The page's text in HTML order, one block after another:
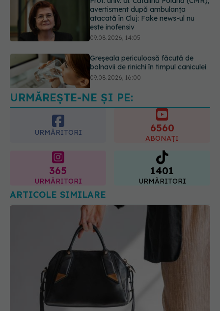
avertisment după ambulanța
atacată în Cluj: Fake news-ul nu
este inofensiv
09.08.2026, 14:05
Greșeala periculoasă făcută de
bolnavii de rinichi în timpul caniculei
09.08.2026, 16:00
URMĂREȘTE-NE ȘI PE:
URMĂRITORI 6560
ABONAȚI
365
URMĂRITORI
1401
URMĂRITORI
ARTICOLE SIMILARE